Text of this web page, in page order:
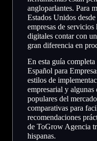
angloparlantes. Para
Estados Unidos
empresas de
digitales contar con
gran diferencia en
En esta guía
Español para
estilos de
empresarial y algunas
populares del
comparativas para
recomendaciones
de ToGrow Agencia
hispanas.